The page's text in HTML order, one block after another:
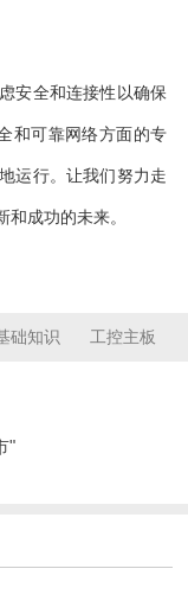
安全和连接性以确保
和可靠网络方面的专
运行。让我们努力走
成功的未来。
础知识 工控主板
"